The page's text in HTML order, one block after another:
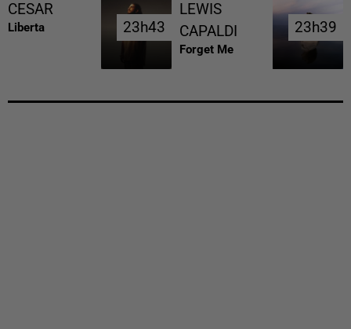
CESAR
Liberta 23h43
23h43
LEWIS
CAPALDI
Forget Me
23h39
23h39